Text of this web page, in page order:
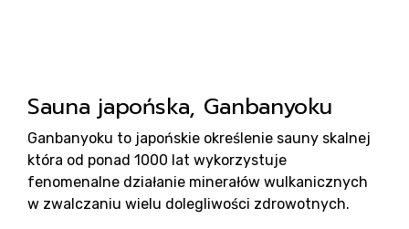
Sauna japońska, Ganbanyoku
Ganbanyoku to japońskie określenie sauny skalnej
która od ponad 1000 lat wykorzystuje
fenomenalne działanie minerałów wulkanicznych
w zwalczaniu wielu dolegliwości zdrowotnych.